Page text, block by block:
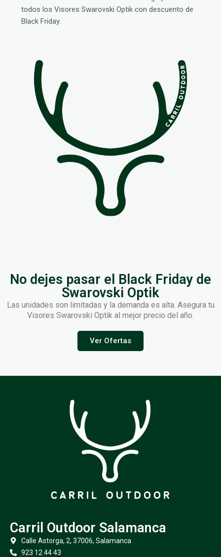
todos los Visores Swarovski Optik con descuento de
Black Friday.
No dejes pasar el Black Friday de
Swarovski Optik
Las unidades son limitadas y la demanda es alta. Asegura tu
Visores Swarovski Optik al mejor precio del año.
Ver Ofertas
Carril Outdoor Salamanca
Calle Astorga, 2, 37006, Salamanca
923 12 44 43